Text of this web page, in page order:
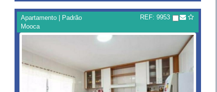
Apartamento | Padrão
Mooca
REF: 9953